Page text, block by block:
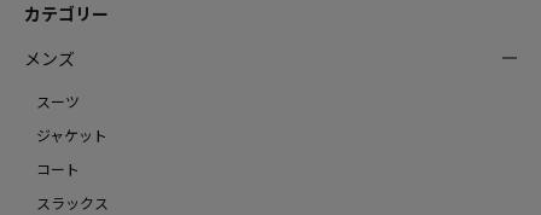
カテゴリー
メンズ
スーツ
ジャケット
コート
スラックス